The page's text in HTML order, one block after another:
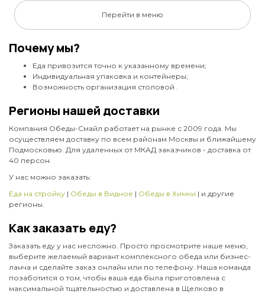
вареная,картофель,морковь,сол.огурцы,яйцо,зел.горошек
219 Ккал. Б6 ,Ж18 ,У7
ЗАКАЗАТЬ
Перейти в меню
Почему мы?
Еда привозится точно к указанному времени;
Индивидуальная упаковка и контейнеры;
Возможность организация столовой .
Регионы нашей доставки
Компания Обеды-Смайл работает на рынке с 2009 года. Мы
осуществляем доставку по всем районам Москвы и ближайшему
Подмосковью. Для удаленных от МКАД заказчиков - доставка от
40 персон.
У нас можно заказать:
Еда на стройку | Обеды в Видное | Обеды в Химки | и другие
регионы.
Как заказать еду?
Заказать еду у нас несложно. Просто просмотрите наше меню,
выберите желаемый вариант комплексного обеда или бизнес-
ланча и сделайте заказ онлайн или по телефону. Наша команда
позаботится о том, чтобы ваша еда была приготовлена с
максимальной тщательностью и доставлена в Щелково в